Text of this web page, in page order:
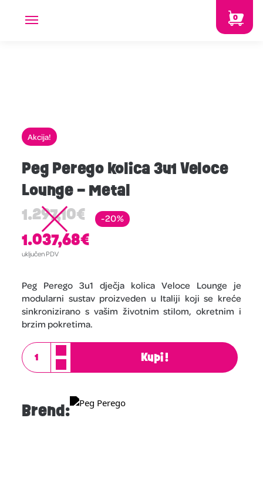
0
Akcija!
Peg Perego kolica 3u1 Veloce
Lounge – Metal
1.297,10€
1.037,68€
uključen PDV
-20%
Peg Perego 3u1 dječja kolica Veloce Lounge je
modularni sustav proizveden u Italiji koji se kreće
sinkronizirano s vašim životnim stilom, okretnim i
brzim pokretima.
Kupi!
Brend: